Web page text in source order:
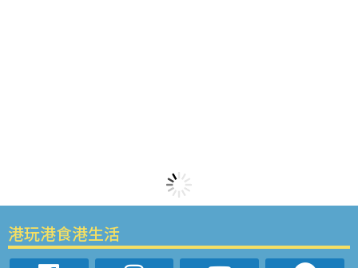
港玩港食港生活